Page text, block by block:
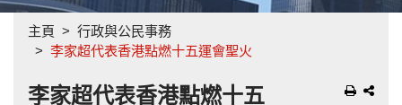
主頁
行政與公民事務
李家超代表香港點燃十五運會聖火
李家超代表香港點燃十五